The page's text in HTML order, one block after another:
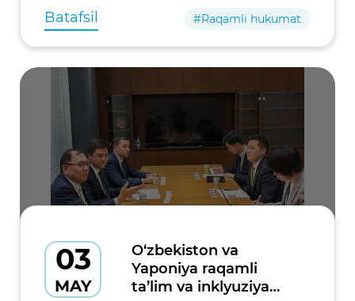
Batafsil #Raqamli hukumat
03
MAY
O‘zbekiston va
Yaponiya raqamli
ta’lim va inklyuziya